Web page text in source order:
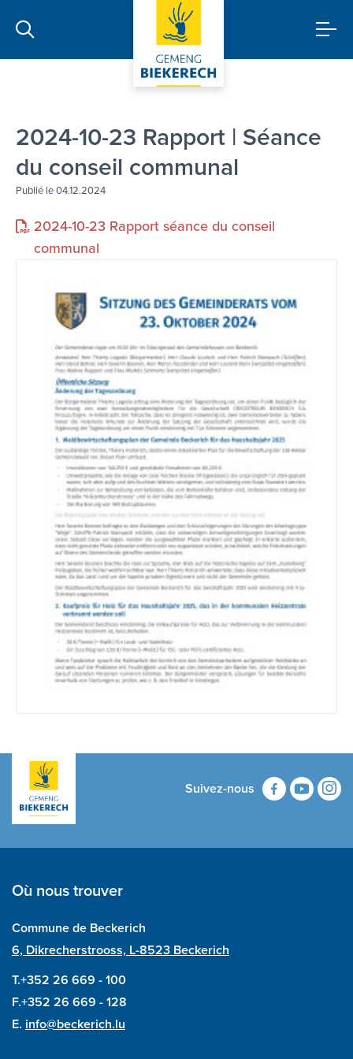
2024-10-23 Rapport | Séance
du conseil communal
Publié le 04.12.2024
2024-10-23 Rapport séance du conseil
communal
Suivez-nous
Où nous trouver
Commune de Beckerich
6, Dikrecherstrooss, L-8523 Beckerich
T.+352 26 669 - 100
F.+352 26 669 - 128
E. info@beckerich.lu